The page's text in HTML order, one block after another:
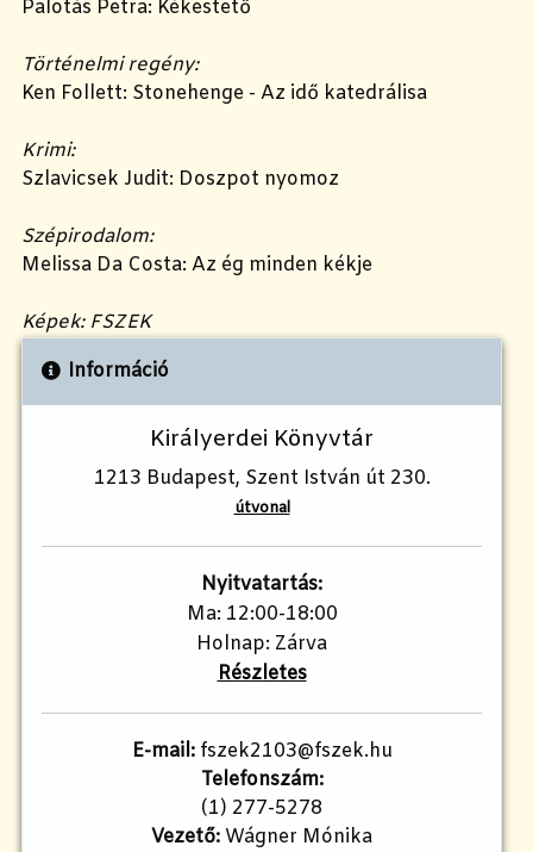
Palotás Petra: Kékestető
Történelmi regény:
Ken Follett: Stonehenge - Az idő katedrálisa
Krimi:
Szlavicsek Judit: Doszpot nyomoz
Szépirodalom:
Melissa Da Costa: Az ég minden kékje
Képek: FSZEK
Információ
Királyerdei Könyvtár
1213 Budapest, Szent István út 230.
útvonal
Nyitvatartás:
Ma: 12:00-18:00
Holnap: Zárva
Részletes
E-mail:fszek2103@fszek.hu​
Telefonszám:
(1) 277-5278
Vezető: Wágner Mónika